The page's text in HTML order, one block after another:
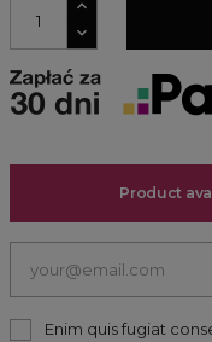
Product
Enim quis fugiat